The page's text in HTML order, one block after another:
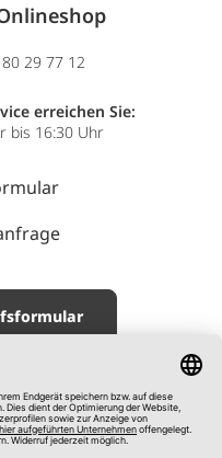
29 77 12
erreichen Sie:
bis 16:30 Uhr